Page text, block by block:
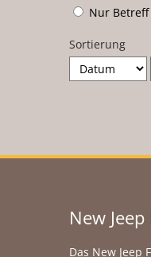
Nur Betreff
Sortierung
New
Das New Jeep